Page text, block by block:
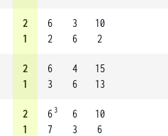
2
1
6
2
3
6
10
2
2
1
6
3
4
6
15
13
2
1
6 3
7
6
3
10
6